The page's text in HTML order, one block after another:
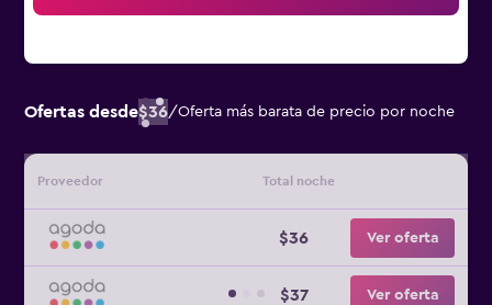
Ofertas desde$36/Oferta más barata de precio por noche
Proveedor Total noche
$36 Ver oferta
$37 Ver oferta